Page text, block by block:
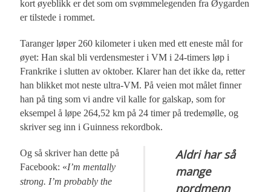
kort øyeblikk er det som om svømmelegenden fra Øygarden
er tilstede i rommet.
Taranger løper 260 kilometer i uken med ett eneste mål for
øyet: Han skal bli verdensmester i VM i 24-timers løp i
Frankrike i slutten av oktober. Klarer han det ikke da, retter
han blikket mot neste ultra-VM. På veien mot målet finner
han på ting som vi andre vil kalle for galskap, som for
eksempel å løpe 264,52 km på 24 timer på tredemølle, og
skriver seg inn i Guinness rekordbok.
Aldri har så
mange
nordmenn
Og så skriver han dette på
Facebook: «I’m mentally
strong. I’m probably the